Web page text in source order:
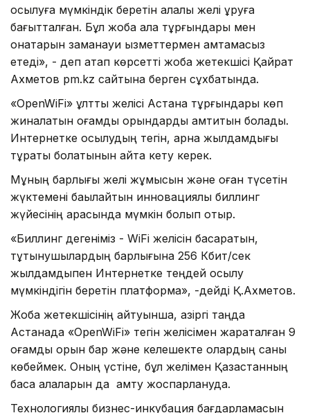
қосылуға мүмкіндік беретін қалалық желі құруға
бағытталған. Бұл жоба қала тұрғындары мен
қонақтарын заманауи қызметтермен қамтамасыз
етеді», - деп атап көрсетті жоба жетекшісі Қайрат
Ахметов рm.kz сайтына берген сұхбатында.
«OpenWiFi» ұлттық желісі Астана тұрғындары көп
жиналатын қоғамдық орындарды қамтитын болады.
Интернетке қосылудың тегін, арна жылдамдығы
тұрақты болатынын айта кету керек.
Мұның барлығы желі жұмысын және оған түсетін
жүктемені бақылайтын инновациялық биллинг
жүйесінің арқасында мүмкін болып отыр.
«Биллинг дегеніміз - WiFi желісін басқаратын,
тұтынушылардың барлығына 256 Кбит/сек
жылдамдықпен Интернетке теңдей қосылу
мүмкіндігін беретін платформа», -дейді Қ.Ахметов.
Жоба жетекшісінің айтуынша, қазіргі таңда
Астанада «OpenWiFi» тегін желісімен жарақталған 9
қоғамдық орын бар және келешекте олардың саны
көбеймек. Оның үстіне, бұл желімен Қазақстанның
басқа қалаларын да қамту жоспарлануда.
Технологиялық бизнес-инкубация бағдарламасын